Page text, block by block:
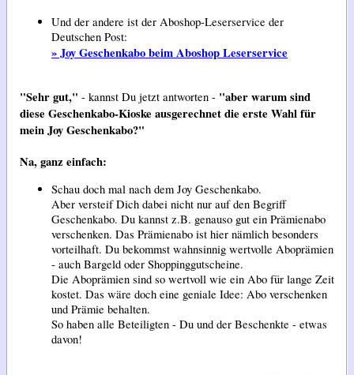
Und der andere ist der Aboshop-Leserservice der
Deutschen Post:
» Joy Geschenkabo beim Aboshop Leserservice
"Sehr gut," - kannst Du jetzt antworten - "aber warum sind
diese Geschenkabo-Kioske ausgerechnet die erste Wahl für
mein Joy Geschenkabo?"
Na, ganz einfach:
Schau doch mal nach dem Joy Geschenkabo.
Aber versteif Dich dabei nicht nur auf den Begriff
Geschenkabo. Du kannst z.B. genauso gut ein Prämienabo
verschenken. Das Prämienabo ist hier nämlich besonders
vorteilhaft. Du bekommst wahnsinnig wertvolle Aboprämien
- auch Bargeld oder Shoppinggutscheine.
Die Aboprämien sind so wertvoll wie ein Abo für lange Zeit
kostet. Das wäre doch eine geniale Idee: Abo verschenken
und Prämie behalten.
So haben alle Beteiligten - Du und der Beschenkte - etwas
davon!